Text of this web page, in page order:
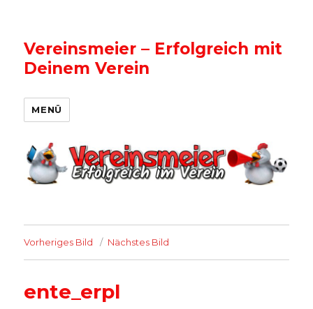
Vereinsmeier – Erfolgreich mit
Deinem Verein
MENÜ
Vorheriges Bild Nächstes Bild
ente_erpl